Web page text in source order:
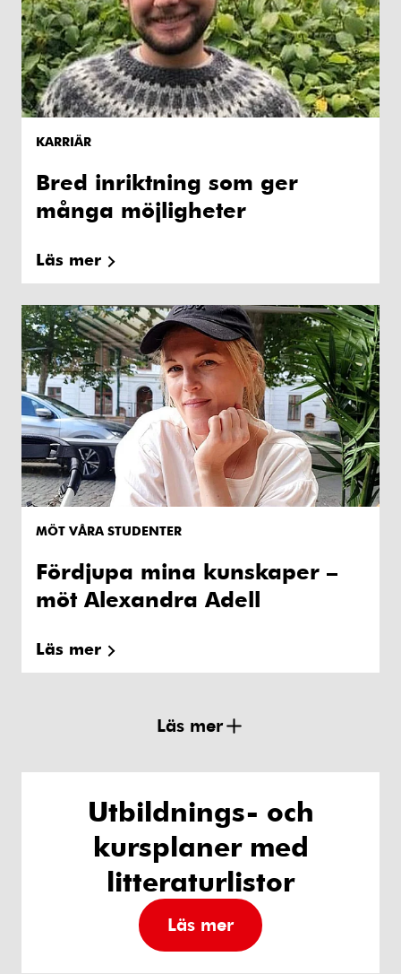
KARRIÄR
Bred inriktning som ger
många möjligheter
Läs mer
MÖT VÅRA STUDENTER
Fördjupa mina kunskaper –
möt Alexandra Adell
Läs mer
Läs mer
Utbildnings- och
kursplaner med
litteraturlistor
Läs mer